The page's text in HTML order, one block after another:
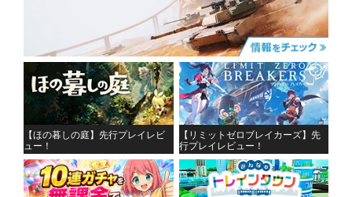
【ほの暮しの庭】先行プレイレビ
ュー！
【リミットゼロブレイカーズ】先
行プレイレビュー！